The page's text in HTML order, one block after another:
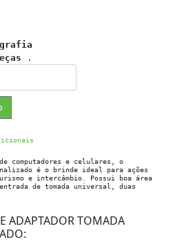
.
computadores e celulares, o
é o brinde ideal para ações
e intercâmbio. Possui boa área
de tomada universal, duas
ADAPTADOR TOMADA